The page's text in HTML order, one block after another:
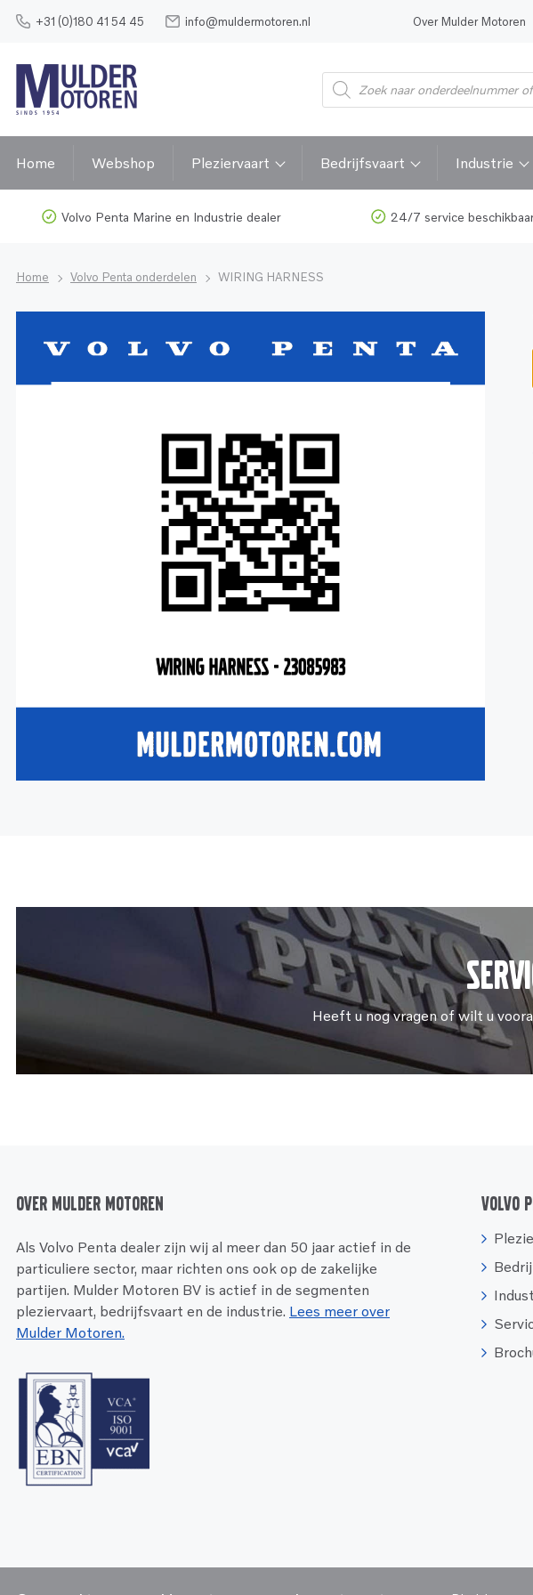
+31 (0)180 41 54 45 info@muldermotoren.nl Over Mulder Motoren
Home Webshop Pleziervaart Bedrijfsvaart Industrie
Volvo Penta Marine en Industrie dealer 24/7 service
Home Volvo Penta onderdelen WIRING HARNESS
Heeft u nog vragen of wilt u
Over Mulder Motoren
Als Volvo Penta dealer zijn wij al meer dan 50 jaar actief in de
particuliere sector, maar richten ons ook op de zakelijke
partijen. Mulder Motoren BV is actief in de segmenten
pleziervaart, bedrijfsvaart en de industrie. Lees meer over
Mulder Motoren.
Volvo